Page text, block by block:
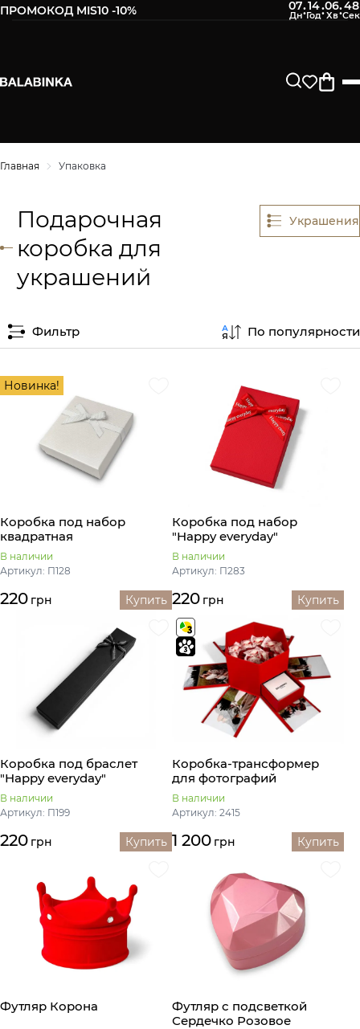
ПРОМОКОД MIS10 -10% 07:14:06:47
Главная Упаковка
Подарочная
коробка для
украшений
Украшения
Фильтр По популярности
Новинка!
Коробка под набор
квадратная
В наличии
Артикул: П128
220 грн Купить
Коробка под набор
"Happy everyday"
В наличии
Артикул: П283
220 грн Купить
Коробка под браслет
"Happy everyday"
В наличии
Артикул: П199
220 грн Купить
Коробка-трансформер
для фотографий
В наличии
Артикул: 2415
1 200 грн Купить
Футляр Корона
Футляр с подсветкой
Сердечко Розовое